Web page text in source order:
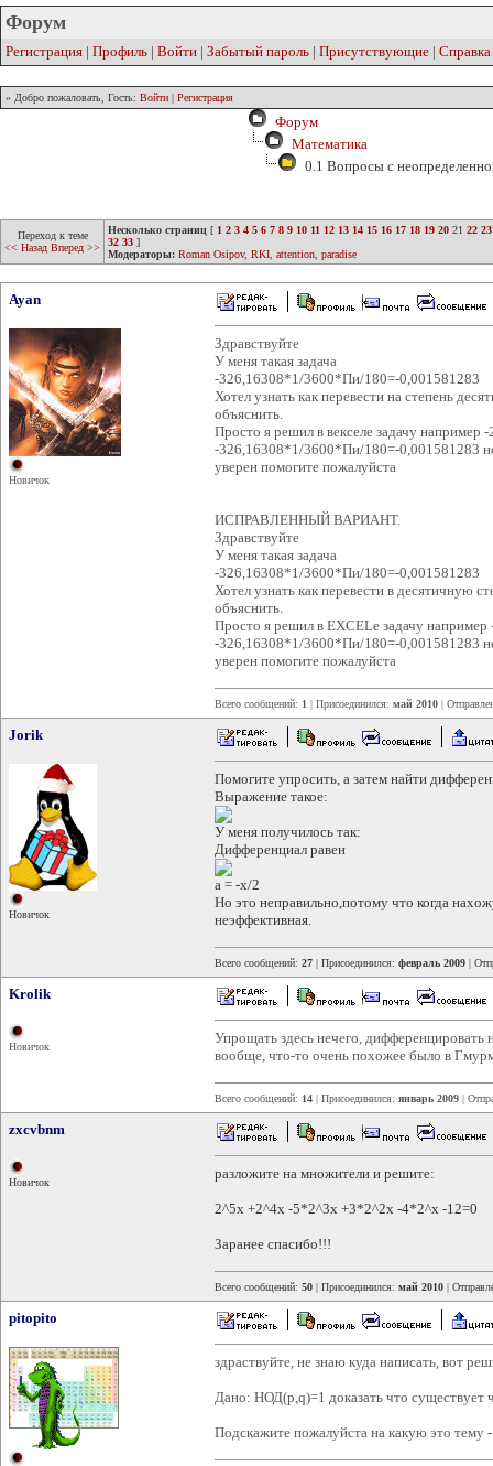
Форум
Регистрация | Профиль | Войти | Забытый пароль | Присутствующие | Справка
» Добро пожаловать, Гость: Войти | Регистрация
Форум
Математика
0.1 Вопросы с
Переход к теме
<< Назад Вперед >>
Несколько страниц [ 1 2 3 4 5 6 7 8 9 10 11 12 13 14 15 16 17 18 19 20 21 22 23
32 33 ]
Модераторы: Roman Osipov, RKI attention paradise
Ayan
Новичок
Здравствуйте
У меня такая задача
-326,16308*1/3600*Пи/180=-0,001581283
Хотел узнать как перевести на степень
объяснить.
Просто я решил в векселе задачу
-326,16308*1/3600*Пи/180=-0,001581283
уверен помогите пожалуйста
ИСПРАВЛЕННЫЙ ВАРИАНТ.
Здравствуйте
У меня такая задача
-326,16308*1/3600*Пи/180=-0,001581283
Хотел узнать как перевести в десятичную
объяснить.
Просто я решил в EXСELе задачу
-326,16308*1/3600*Пи/180=-0,001581283
уверен помогите пожалуйста
Всего сообщений: 1 | Присоединился: май 2010 |
Jorik
Новичок
Помогите упросить, а затем найти
Выражение такое:
У меня получилось так:
Дифференциал равен
a = -x/2
Но это неправильно,потому что когда
неэффективная.
Всего сообщений: 27 | Присоединился: февраль 2009 |
Krolik
Новичок
Упрощать здесь нечего,
вообще, что-то очень похожее было в
Всего сообщений: 14 | Присоединился: январь 2009 |
zxcvbnm
Новичок
разложите на множители и решите:
2^5x +2^4x -5*2^3x +3*2^2x -4*2^x -12=0
Заранее спасибо!!!
Всего сообщений: 50 | Присоединился: май 2010 |
pitopito
здраствуйте, не знаю куда написать, вот
Дано: НОД(p,q)=1 доказать что существует
Подскажите пожалуйста на какую это тему